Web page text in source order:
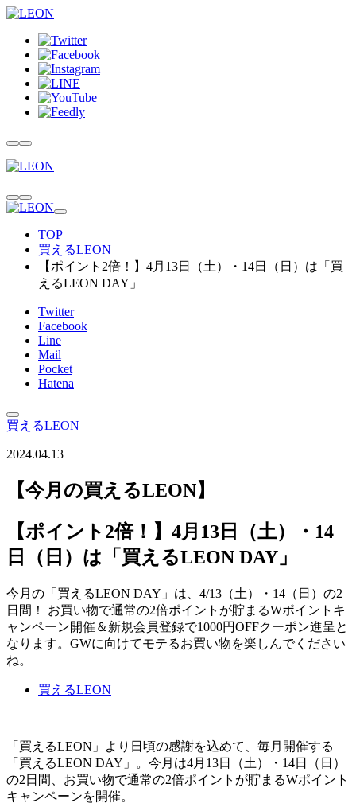
TOP
買えるLEON
【ポイント2倍！】4月13日（土）・14日（日）は「買
えるLEON DAY」
Twitter
Facebook
Line
Mail
Pocket
Hatena
買えるLEON
2024.04.13
【今月の買えるLEON】
【ポイント2倍！】4月13日（土）・14
日（日）は「買えるLEON DAY」
今月の「買えるLEON DAY」は、4/13（土）・14（日）の2
日間！ お買い物で通常の2倍ポイントが貯まるWポイントキ
ャンペーン開催＆新規会員登録で1000円OFFクーポン進呈と
なります。GWに向けてモテるお買い物を楽しんでください
ね。
買えるLEON
「買えるLEON」より日頃の感謝を込めて、毎月開催する
「買えるLEON DAY」。今月は4月13日（土）・14日（日）
の2日間、お買い物で通常の2倍ポイントが貯まるWポイント
キャンペーンを開催。